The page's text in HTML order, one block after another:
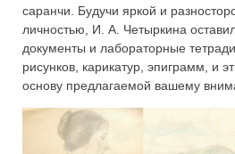
саранчи. Будучи яркой и
личностью, И. А. Четыркина
документы и лабораторные
рисунков, карикатур, эпиграмм, и
основу предлагаемой вашему